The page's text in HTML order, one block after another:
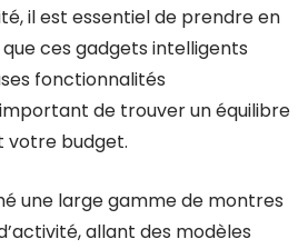
il est essentiel de prendre en
ces gadgets intelligents
fonctionnalités
de trouver un équilibre
votre budget.
une large gamme de montres
allant des modèles